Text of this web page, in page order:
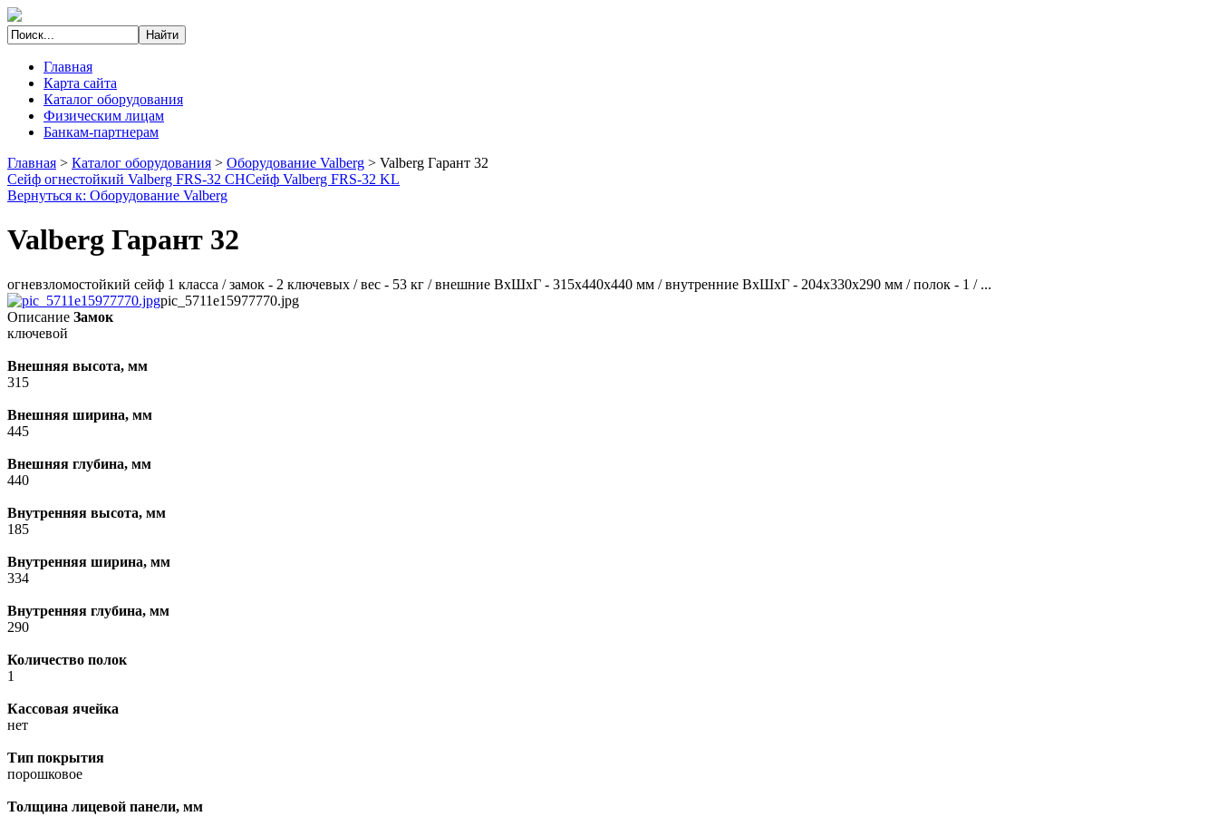
Главная
Карта сайта
Каталог оборудования
Физическим лицам
Банкам-партнерам
Главная > Каталог оборудования > Оборудование Valberg > Valberg Гарант 32
Сейф огнестойкий Valberg FRS-32 CHСейф Valberg FRS-32 KL
Вернуться к: Оборудование Valberg
Valberg Гарант 32
огневзломостойкий сейф 1 класса / замок - 2 ключевых / вес - 53 кг / внешние ВхШхГ - 315х440х440 мм / внутренние ВхШхГ - 204х330х290 мм / полок - 1 / ...
pic_5711e15977770.jpg
Описание Замок
ключевой
Внешняя высота, мм
315
Внешняя ширина, мм
445
Внешняя глубина, мм
440
Внутренняя высота, мм
185
Внутренняя ширина, мм
334
Внутренняя глубина, мм
290
Количество полок
1
Кассовая ячейка
нет
Тип покрытия
порошковое
Толщина лицевой панели, мм